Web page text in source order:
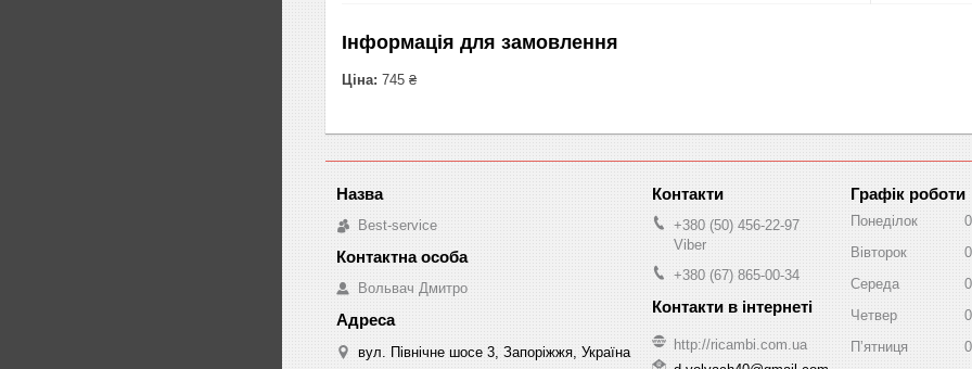
Інформація для замовлення
Ціна: 745 ₴
Best-service
Вольвач Дмитро
вул. Північне шосе 3, Запоріжжя, Україна
+380 (50) 456-22-97
Viber
+380 (67) 865-00-34
http://ricambi.com.ua
Графік роботи
Понеділок
Вівторок
Середа
Четвер
Пʼятниця